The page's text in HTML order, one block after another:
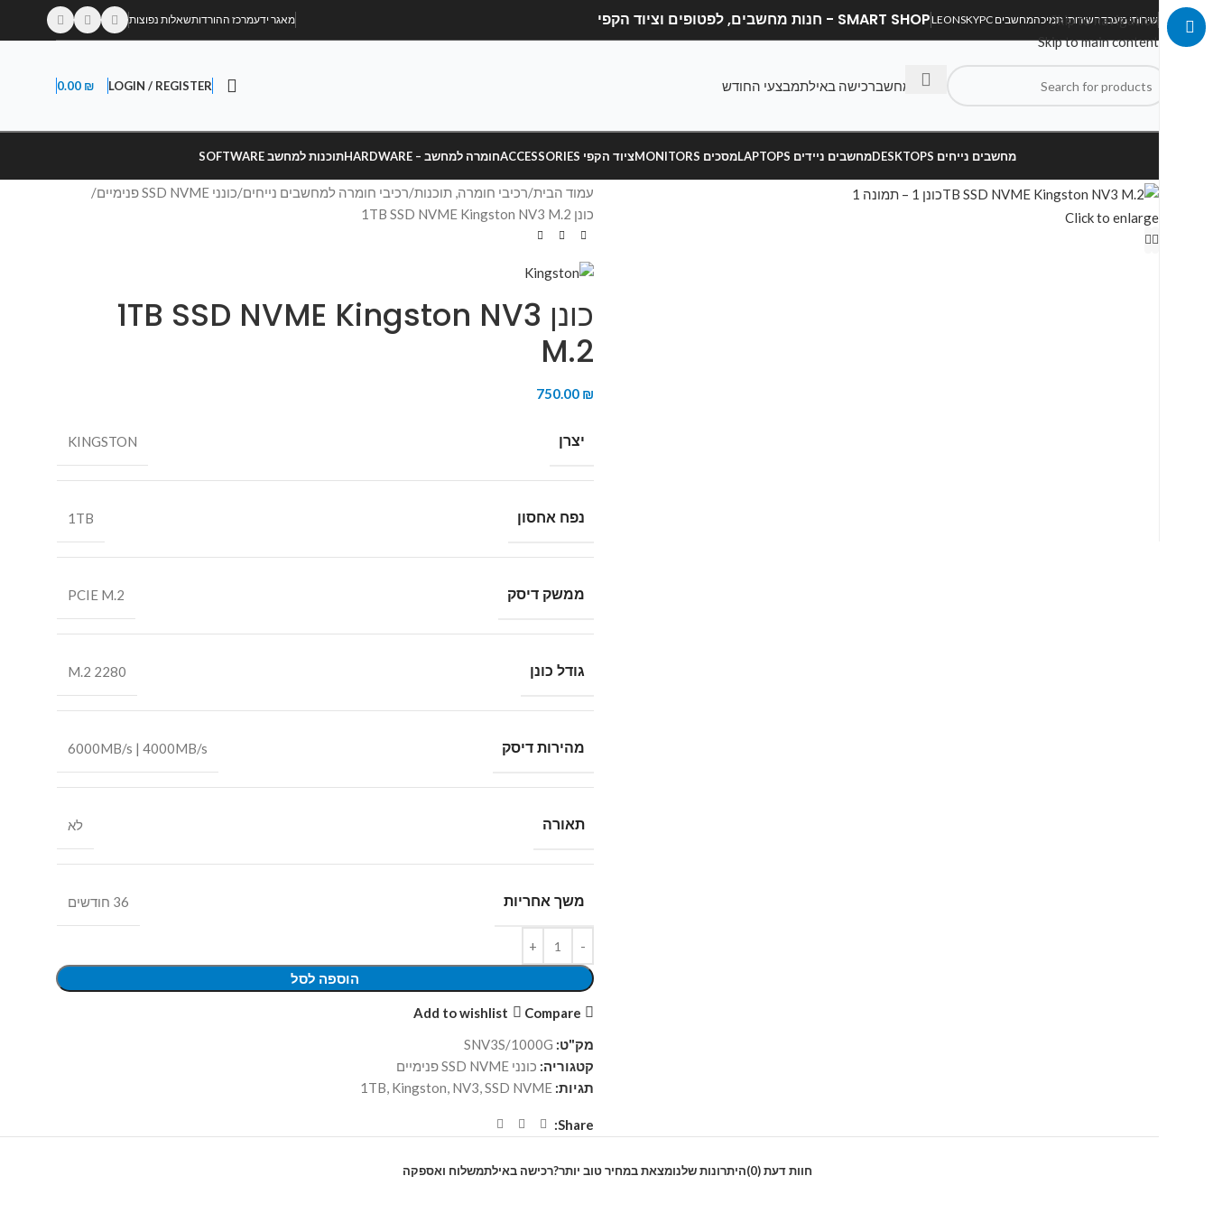
Skip to navigation
Skip to main content
שירותי מעבדהשירותי תמיכהמחשבים LEONSKYPC SMART SHOP - חנות מחשבים, לפטופים וציוד הקפי מאגר ידעמרכז ההורדותשאלות נפוצות
בנה מחשברכישה באילתמבצעי החודש LOGIN / REGISTER
0.00 ₪
מחשבים נייחים DESKTOPS מחשבים ניידים LAPTOPS מסכים MONITORS ציוד הקפי ACCESSORIES חומרה למחשב – HARDWARE תוכנות למחשב SOFTWARE
Click to enlarge
עמוד הבית רכיבי חומרה, תוכנות רכיבי חומרה למחשבים נייחים כונני SSD NVME פנימיים
כונן 1TB SSD NVME Kingston NV3 M.2
כונן 1TB SSD NVME Kingston NV3
M.2
750.00 ₪
יצרן KINGSTON
נפח אחסון 1TB
ממשק דיסק PCIE M.2
גודל כונן M.2 2280
מהירות דיסק 6000MB/s | 4000MB/s
תאורה לא
משך אחריות 36 חודשים
הוספה לסל
Compare
Add to wishlist
מק"ט: SNV3S/1000G
קטגוריה: כונני SSD NVME פנימיים
תגיות:
1TB, Kingston, NV3,SSD NVME
Share:
חוות דעת (0) היתרונות שלנומצאת במחיר טוב יותר?רכישה באילתמשלוח ואספקה